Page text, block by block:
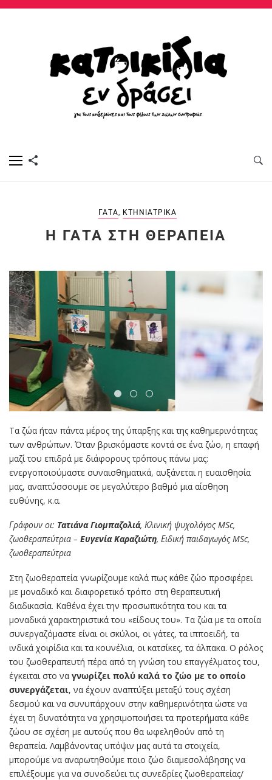
ΓΆΤΑ, ΚΤΗΝΙΑΤΡΙΚΆ
Η ΓΆΤΑ ΣΤΗ ΘΕΡΑΠΕΊΑ
Τα ζώα ήταν πάντα μέρος της ύπαρξης και της καθημερινότητας
των ανθρώπων. Όταν βρισκόμαστε κοντά σε ένα ζώο, η επαφή
μαζί του επιδρά με διάφορους τρόπους πάνω μας:
ενεργοποιούμαστε συναισθηματικά, αυξάνεται η ευαισθησία
μας, αναπτύσσουμε σε μεγαλύτερο βαθμό μια αίσθηση
ευθύνης, κ.α.
Γράφουν οι: Τατιάνα Γιομπαζολιά, Κλινική ψυχολόγος MSc,
ζωοθεραπεύτρια – Ευγενία Καραζιώτη, Ειδική παιδαγωγός MSc,
ζωοθεραπεύτρια
Στη ζωοθεραπεία γνωρίζουμε καλά πως κάθε ζώο προσφέρει
με μοναδικό και διαφορετικό τρόπο στη θεραπευτική
διαδικασία. Καθένα έχει την προσωπικότητα του και τα
μοναδικά χαρακτηριστικά του «είδους του». Τα ζώα με τα οποία
συνεργαζόμαστε είναι οι σκύλοι, οι γάτες, τα ιπποειδή, τα
ινδικά χοιρίδια και τα κουνέλια, οι κατσίκες, τα άλπακα. Ο ρόλος
του ζωοθεραπευτή πέρα από τη γνώση του επαγγέλματος του,
έγκειται στο να γνωρίζει πολύ καλά το ζώο με το οποίο
συνεργάζεται, να έχουν αναπτύξει μεταξύ τους σχέση
δεσμού και να συνυπάρχουν στην καθημερινότητα ώστε να
έχει τη δυνατότητα να χρησιμοποιήσει τα προτερήματα κάθε
ζώου σε σχέση με αυτούς που θα ωφεληθούν από τη
θεραπεία. Λαμβάνοντας υπόψιν μας αυτά τα στοιχεία,
μπορούμε να αναρωτηθούμε ποιο ζώο διαμεσολάβησης να
επιλέξουμε για να συνοδεύει τις συνεδρίες ζωοθεραπείας/